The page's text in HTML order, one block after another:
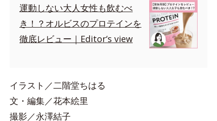
運動しない大人女性も飲むべ
き！？オルビスのプロテインを
徹底レビュー｜Editor‘s view
イラスト／二階堂ちはる
文・編集／花本絵里
撮影／永澤結子